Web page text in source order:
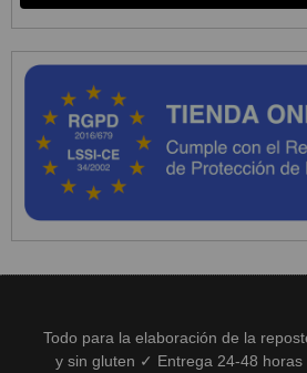
Todo para la elaboración de la
y sin gluten ✓ Entrega 24-48